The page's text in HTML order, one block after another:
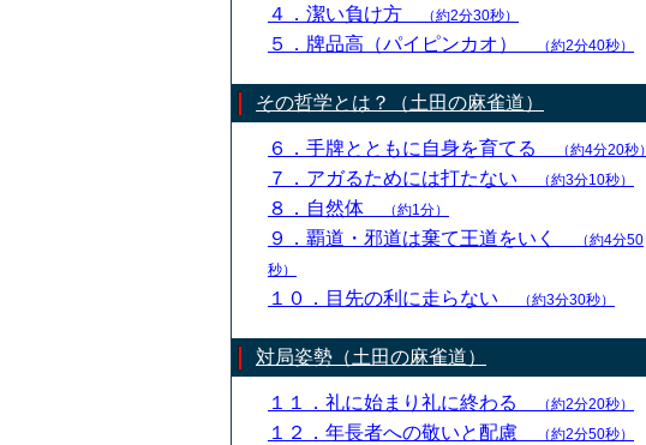
４．潔い負け方 （約2分30秒）
５．牌品高（パイピンカオ） （約2分40秒）
その哲学とは？（土田の麻雀道）
６．手牌とともに自身を育てる （約4分20秒）
７．アガるためには打たない （約3分10秒）
８．自然体 （約1分）
９．覇道・邪道は棄て王道をいく
（約4分50
秒）
１０．目先の利に走らない （約3分30秒）
対局姿勢（土田の麻雀道）
１１．礼に始まり礼に終わる （約2分20秒）
１２．年長者への敬いと配慮 （約2分50秒）